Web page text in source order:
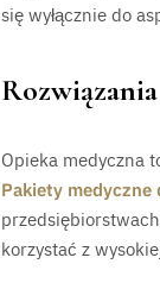
się wyłącznie do
Opieka medyczna
Pakiety medyczne
korzystać z